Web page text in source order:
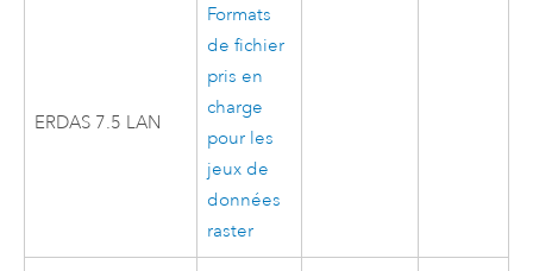
ERDAS 7.5 LAN
Formats
de fichier
pris en
charge
pour les
jeux de
données
raster